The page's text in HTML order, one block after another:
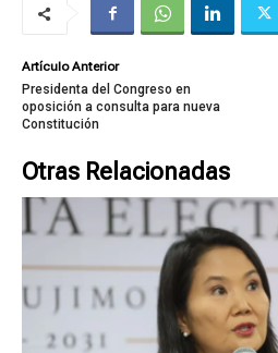
Artículo Anterior
Presidenta del Congreso en
oposición a consulta para nueva
Constitución
Otras Relacionadas